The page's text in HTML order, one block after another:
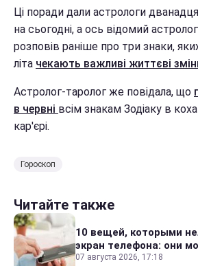
Ці поради дали астрологи
на сьогодні, а ось відомий
розповів раніше про три знаки,
літа чекають важливі життєві
Астролог-таролог же повідала, що
в червні всім знакам Зодіаку в
кар'єрі.
Гороскоп
Читайте также
10 вещей, которыми
экран телефона: они
07 августа 2026, 17:18